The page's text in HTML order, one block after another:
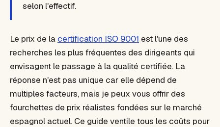
selon l'effectif.
Le prix de la certification ISO 9001 est l'une des
recherches les plus fréquentes des dirigeants qui
envisagent le passage à la qualité certifiée. La
réponse n'est pas unique car elle dépend de
multiples facteurs, mais je peux vous offrir des
fourchettes de prix réalistes fondées sur le marché
espagnol actuel. Ce guide ventile tous les coûts pour